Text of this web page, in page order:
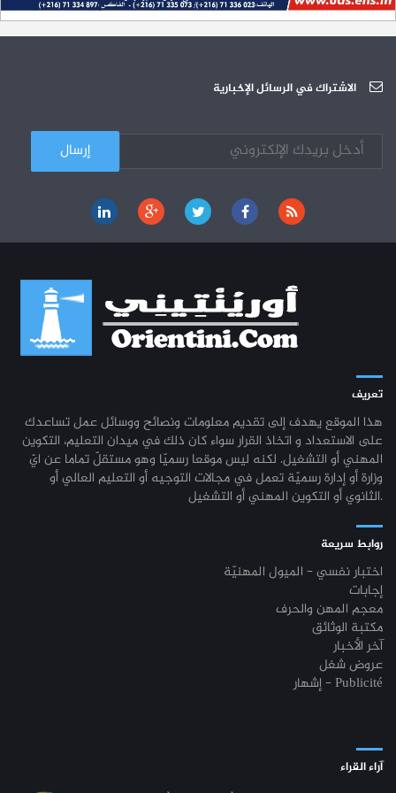
26-10 الجامعة العربية للعلوم تونس (U.A.S) : عرض لآخر إصدارات دار اليمامة
03-10 الجامعة العربية للعلوم : دورة تكوينية
الاشتراك في الرسائل الإخبارية
تعريف
هذا الموقع يهدف إلى تقديم معلومات ونصائح ووسائل عمل تساعدك
على الاستعداد و اتخاذ القرار سواء كان ذلك في ميدان التعليم، التكوين
المهني أو التشغيل. لكنه ليس موقعا رسميّا وهو مستقلّ تماما عن ايّ
وزارة أو إدارة رسميّة تعمل في مجالات التوجيه أو التعليم العالي أو
الثانوي أو التكوين المهني أو التشغيل.
روابط سريعة
اختبار نفسي - الميول المهنيّة
إجابات
معجم المهن والحرف
مكتبة الوثائق
آخر الأخبار
عروض شغل
إشهار - Publicité
آراء القراء